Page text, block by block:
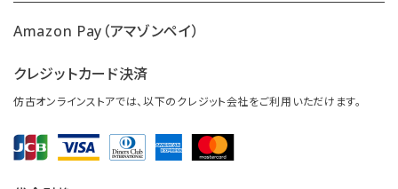
Amazon Pay（アマゾンペイ）
クレジットカード決済
仿古オンラインストアでは、以下のクレジット会社をご利用いただけます。